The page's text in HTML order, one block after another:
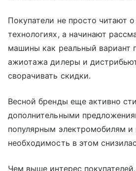
Покупатели не просто читают
технологиях, а начинают
машины как реальный вариант
ажиотажа дилеры и
сворачивать скидки.
Весной бренды еще активно
дополнительными
популярным электромобилям и
необходимость в этом
Чем выше интерес